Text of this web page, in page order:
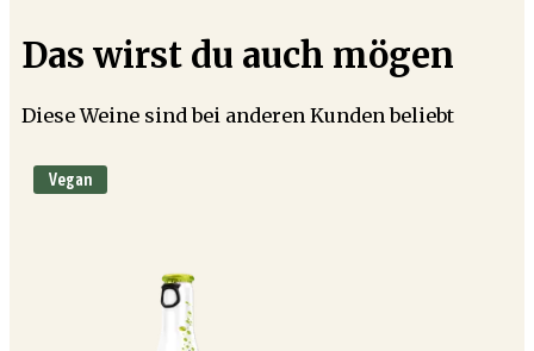
Das wirst du auch mögen
Diese Weine sind bei anderen Kunden beliebt
Vegan